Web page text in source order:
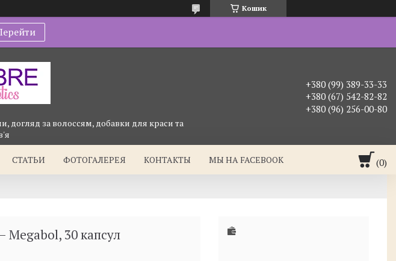
Кошик
догляд за волоссям, добавки для краси та
+380 (99) 389-33-33
+380 (67) 542-82-82
+380 (96) 256-00-80
СТАТЬИ ФОТОГАЛЕРЕЯ КОНТАКТЫ МЫ НА FACEBOOK
Megabol, 30 капсул